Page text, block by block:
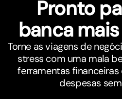
Pronto
banca
Torne as viagens de
stress com uma mala
ferramentas
despesas